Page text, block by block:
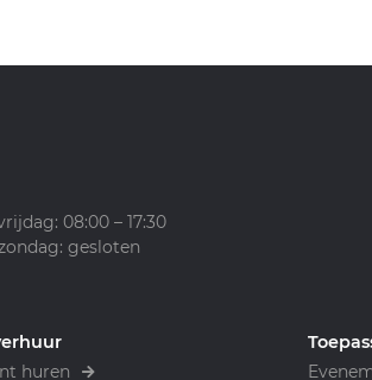
08:00 – 17:30
gesloten
huren